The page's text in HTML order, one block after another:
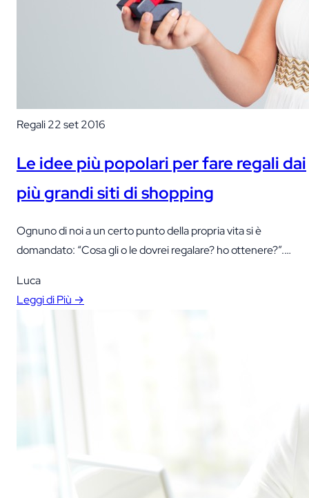
Regali22 set 2016
Le idee più popolari per fare regali dai
più grandi siti di shopping
Ognuno di noi a un certo punto della propria vita si è
domandato: “Cosa gli o le dovrei regalare? ho ottenere?”.
Ognuno di noi è diverso e ha interessi diversi.
Luca
Leggi di Più →